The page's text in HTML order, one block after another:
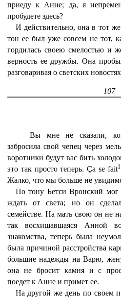
приеду к Анне; да, я
пробудете здесь?
И действительно, она в тот
тон ее был уже совсем не тот,
гордилась своею смелостью и
верность ее дружбы. Она
разговаривая о светских
107
— Вы мне не сказали,
забросила свой чепец через
воротники будут вас бить
это так просто теперь. Ça se fait1
Жалко, что мы больше не
По тону Бетси Вронский
ждать от света; но он
семействе. На мать свою он не
так восхищавшаяся Анной
знакомства, теперь была
была причиной расстройства
большие надежды на Варю,
она не бросит камня и с
поедет к Анне и примет ее.
На другой же день по своем